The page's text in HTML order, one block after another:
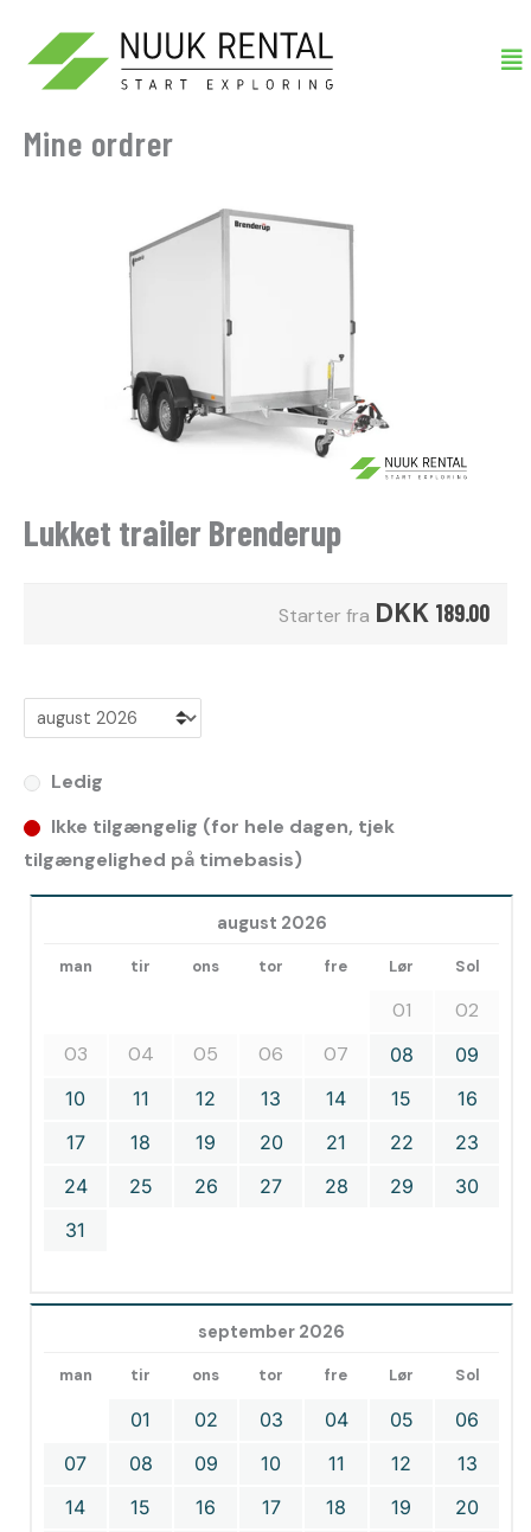
indholdet
Mine ordrer
Lukket trailer Brenderup
Starter fra DKK 189.00
Ledig
Ikke tilgængelig (for hele dagen, tjek
tilgængelighed på timebasis)
august 2026
man tir ons tor fre Lør Sol
01
02
03
04 05 06 07 08
09
10
11 12 13 14 15
16
17
18 19 20 21 22
23
24
25 26 27 28 29
30
31
september 2026
man tir ons tor fre Lør Sol
01 02 03 04 05
06
07
08 09 10 11 12
13
14
15 16 17 18 19
20